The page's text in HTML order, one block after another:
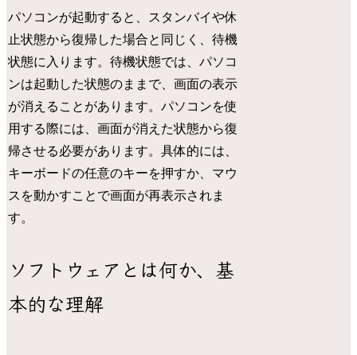
パソコンが起動すると、スタンバイや休
止状態から復帰した場合と同じく、待機
状態に入ります。待機状態では、パソコ
ンは起動した状態のままで、画面の表示
が消えることがあります。パソコンを使
用する際には、画面が消えた状態から復
帰させる必要があります。具体的には、
キーボードの任意のキーを押すか、マウ
スを動かすことで画面が再表示されま
す。
ソフトウェアとは何か、基
本的な理解